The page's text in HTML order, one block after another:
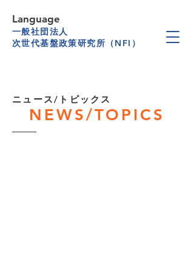
一般社団法人
次世代基盤政策研究所（NFI）
Language
​ニュース/トピックス
NEWS/TOPICS